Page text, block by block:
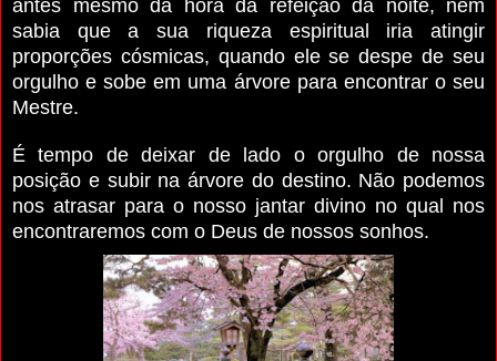
antes mesmo da hora da refeição da noite, nem
sabia que a sua riqueza espiritual iria atingir
proporções cósmicas, quando ele se despe de seu
orgulho e sobe em uma árvore para encontrar o seu
Mestre.
É tempo de deixar de lado o orgulho de nossa
posição e subir na árvore do destino. Não podemos
nos atrasar para o nosso jantar divino no qual nos
encontraremos com o Deus de nossos sonhos.